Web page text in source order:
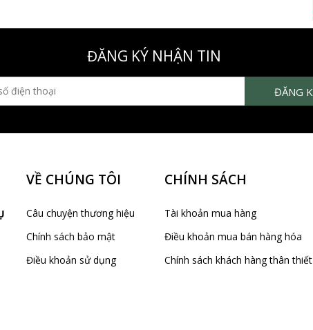
ĐĂNG KÝ NHẬN TIN
VỀ CHÚNG TÔI
Câu chuyện thương hiệu
Chính sách bảo mật
Điều khoản sử dụng
CHÍNH SÁCH
Tài khoản mua hàng
Điều khoản mua bán hàng hóa
Chính sách khách hàng thân thiết